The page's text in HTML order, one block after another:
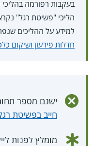
הליכי "פשיטת רגל"
למידע על ההליכים שנפתחו החל
חדלות פירעון ושיקום
ישנם מספר
חייב בפשיטת
מומלץ לפנות